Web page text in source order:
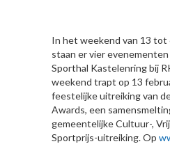
In het weekend van 13 tot
staan er vier evenementen
Sporthal Kastelenring bij
weekend trapt op 13
feestelijke uitreiking van
Awards, een
gemeentelijke Cultuur-,
Sportprijs-uitreiking. Op